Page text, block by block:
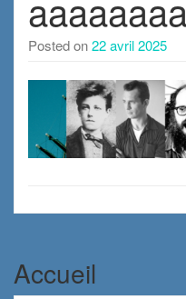
Posted on22 avril 2025
Accueil